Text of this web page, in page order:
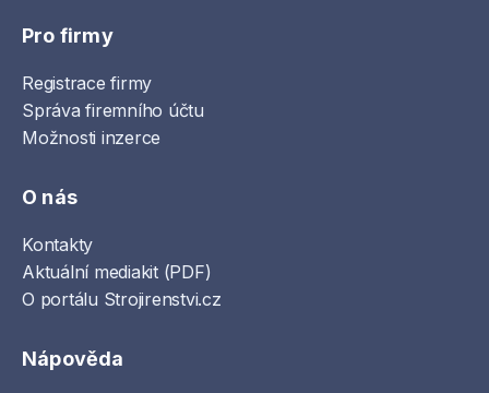
Pro firmy
Registrace firmy
Správa firemního účtu
Možnosti inzerce
O nás
Kontakty
Aktuální mediakit (PDF)
O portálu Strojirenstvi.cz
Nápověda